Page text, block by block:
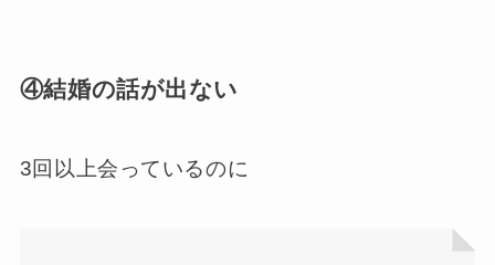
④結婚の話が出ない
3回以上会っているのに